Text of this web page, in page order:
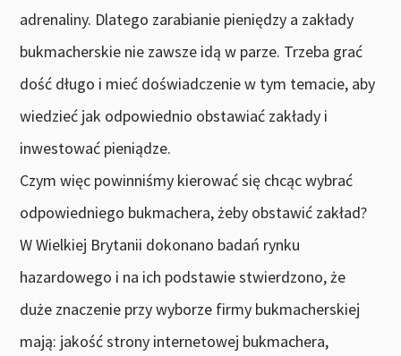
adrenaliny. Dlatego zarabianie pieniędzy a zakłady
bukmacherskie nie zawsze idą w parze. Trzeba grać
dość długo i mieć doświadczenie w tym temacie, aby
wiedzieć jak odpowiednio obstawiać zakłady i
inwestować pieniądze.
Czym więc powinniśmy kierować się chcąc wybrać
odpowiedniego bukmachera, żeby obstawić zakład?
W Wielkiej Brytanii dokonano badań rynku
hazardowego i na ich podstawie stwierdzono, że
duże znaczenie przy wyborze firmy bukmacherskiej
mają: jakość strony internetowej bukmachera,